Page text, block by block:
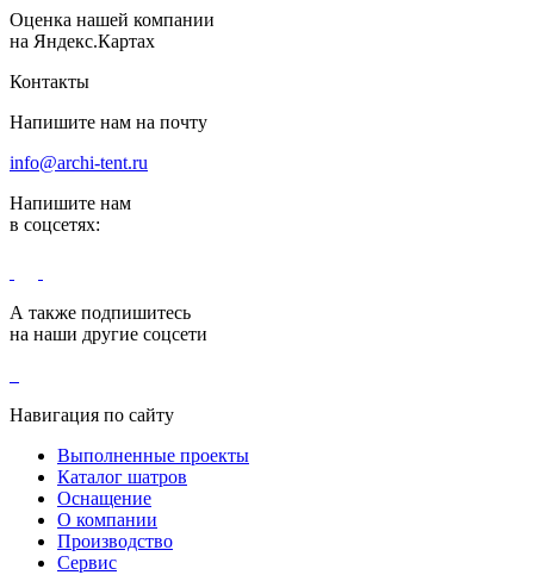
Оценка нашей компании
на Яндекс.Картах
Контакты
Напишите нам на почту
info@archi-tent.ru
Напишите нам
в соцсетях:
А также подпишитесь
на наши другие соцсети
Навигация по сайту
Выполненные проекты
Каталог шатров
Оснащение
О компании
Производство
Сервис